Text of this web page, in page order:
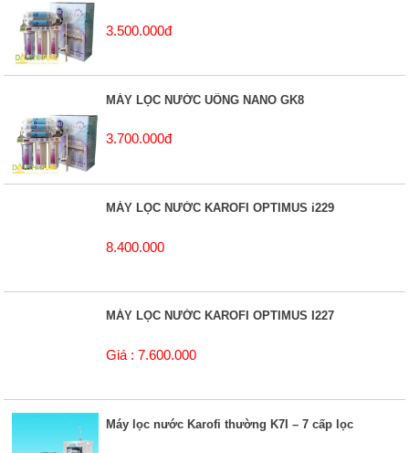
3.500.000đ
MÁY LỌC NƯỚC UỐNG NANO GK8
3.700.000đ
MÁY LỌC NƯỚC KAROFI OPTIMUS i229
8.400.000
MÁY LỌC NƯỚC KAROFI OPTIMUS I227
Giá : 7.600.000
Máy lọc nước Karofi thường K7I – 7 cấp lọc